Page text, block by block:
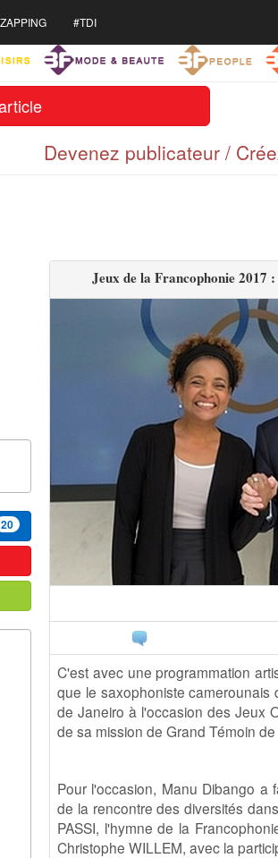
ZAPPING #TDI
Devenez publicateur /
Jeux de la Francophonie 2017
C'est avec une programmation
que le saxophoniste camerounais
de Janeiro à l'occasion des Jeux
de sa mission de Grand Témoin
Pour l'occasion, Manu Dibango a
de la rencontre des diversités
PASSI, l'hymne de la
Christophe WILLEM, avec la
20